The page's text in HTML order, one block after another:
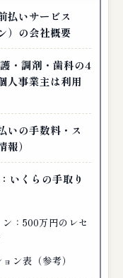
払いサービス
）の会社概要
・調剤・歯科の4
事業主は利用
いの手数料・ス
）
いくらの手取り
：500万円のレセ
ン表（参考）